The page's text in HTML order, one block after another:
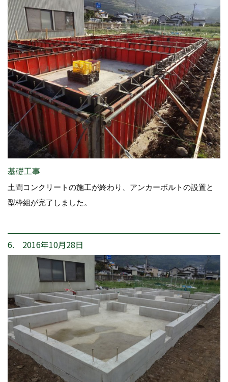
基礎工事
土間コンクリートの施工が終わり、アンカーボルトの設置と
型枠組が完了しました。
6. 2016年10月28日